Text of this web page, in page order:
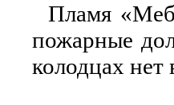
Пламя
пожарные
колодцах